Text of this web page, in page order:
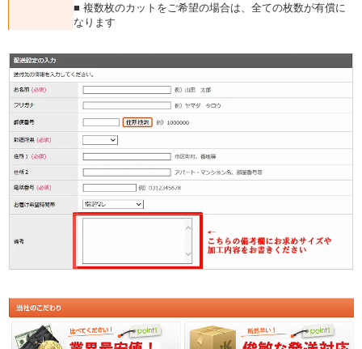
■ 複数枚のカットをご希望の場合は、全ての枚数が有償に
なります